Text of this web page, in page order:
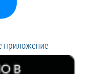
приложение